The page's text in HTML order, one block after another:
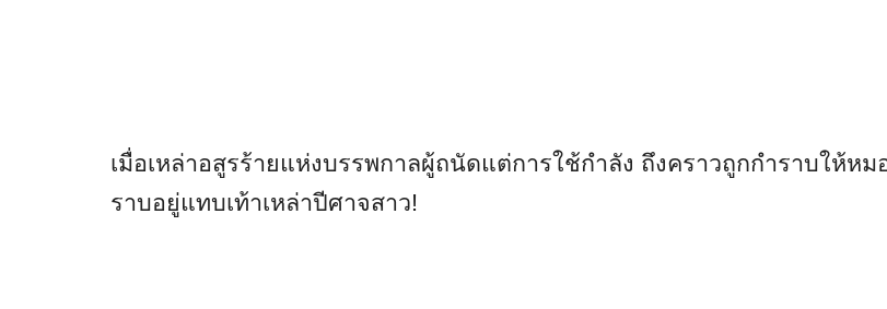
เมื่อเหล่าอสูรร้ายแห่งบรรพกาลผู้ถนัดแต่การใช้กำลัง ถึงคราวถูกกำราบให้หม
ราบอยู่แทบเท้าเหล่าปีศาจสาว!